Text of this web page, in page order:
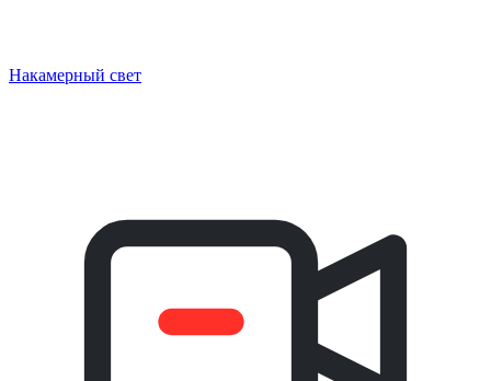
Накамерный свет